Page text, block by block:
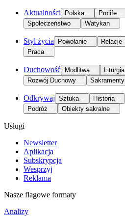
Aktualności Polska Prolife
Społeczeństwo
Watykan
Styl życia Powołanie Relacje
Praca
Duchowość Modlitwa Liturgia
Rozwój Duchowy
Sakramenty
Odkrywaj Sztuka Historia
Podróż
Obiekty sakralne
Usługi
Newsletter
Aplikacja
Subskrypcja
Wesprzyj
Reklama
Nasze flagowe formaty
Analizy